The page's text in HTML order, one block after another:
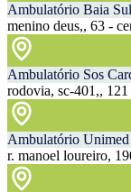
Ambulatório Baia Sul
menino deus,, 63 -
Ambulatório Sos
rodovia, sc-401,,
Ambulatório Unimed
r. manoel loureiro,